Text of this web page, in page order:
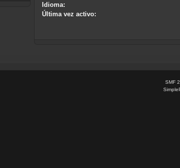
Idioma:
Última vez activo:
SMF